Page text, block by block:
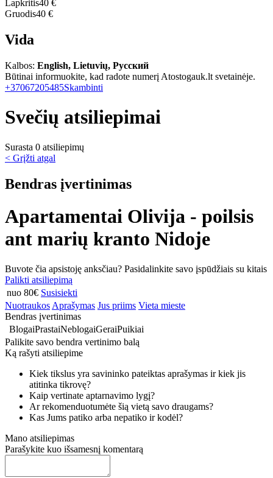
Lapkritis40 €
Gruodis40 €
Vida
Kalbos: English, Lietuvių, Русский
Būtinai informuokite, kad radote numerį Atostogauk.lt svetainėje.
+37067205485Skambinti
Svečių atsiliepimai
Surasta 0 atsiliepimų
< Grįžti atgal
Bendras įvertinimas
Apartamentai Olivija - poilsis
ant marių kranto Nidoje
Buvote čia apsistoję anksčiau? Pasidalinkite savo įspūdžiais su kitais
Palikti atsiliepimą
nuo 80€ Susisiekti
Nuotraukos Aprašymas Jus priims Vieta mieste
Bendras įvertinimas
BlogaiPrastaiNeblogaiGeraiPuikiai
Palikite savo bendra vertinimo balą
Ką rašyti atsiliepime
Kiek tikslus yra savininko pateiktas aprašymas ir kiek jis
atitinka tikrovę?
Kaip vertinate aptarnavimo lygį?
Ar rekomenduotumėte šią vietą savo draugams?
Kas Jums patiko arba nepatiko ir kodėl?
Mano atsiliepimas
Parašykite kuo išsamesnį komentarą